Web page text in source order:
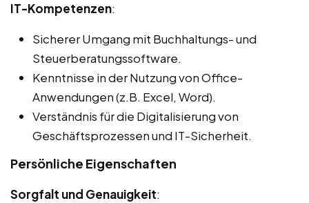
IT-Kompetenzen:
Sicherer Umgang mit Buchhaltungs- und
Steuerberatungssoftware.
Kenntnisse in der Nutzung von Office-
Anwendungen (z.B. Excel, Word).
Verständnis für die Digitalisierung von
Geschäftsprozessen und IT-Sicherheit.
Persönliche Eigenschaften
Sorgfalt und Genauigkeit: